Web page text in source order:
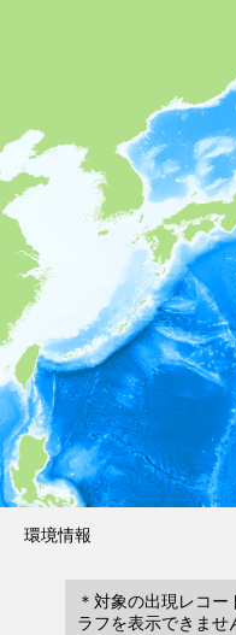
環境情報
＊対象の出現レコ
ラフを表示できませ